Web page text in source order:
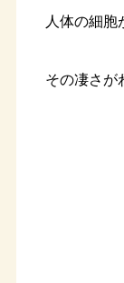
人体の細胞
その凄さが